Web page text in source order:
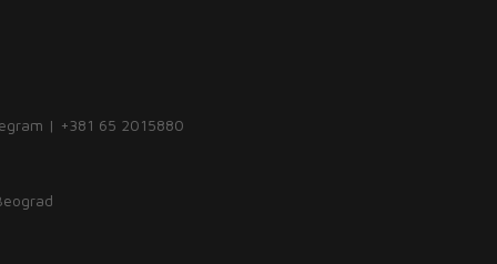
| +381 65 2015880